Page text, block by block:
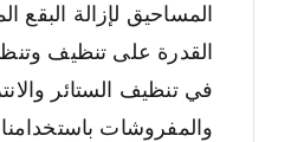
المساحيق لإزالة البقع
القدرة على تنظيف
في تنظيف الستائر
والمفروشات